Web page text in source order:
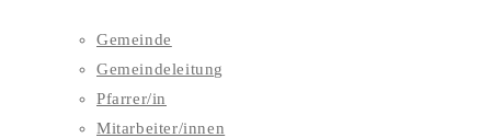
Gemeinde
Gemeindeleitung
Pfarrer/in
Mitarbeiter/innen